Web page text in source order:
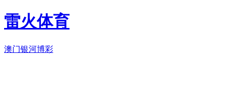
雷火体育
澳门银河博彩